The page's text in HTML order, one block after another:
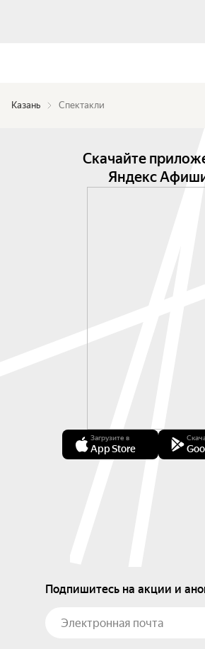
Казань Спектакли
Скачайте
Яндекс
Загрузите в
App Store
Подпишитесь на акции и